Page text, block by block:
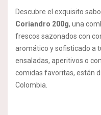
Descubre el exquisito
Coriandro 200g, una
frescos sazonados con
aromático y sofisticado a
ensaladas, aperitivos o
comidas favoritas, están
Colombia.